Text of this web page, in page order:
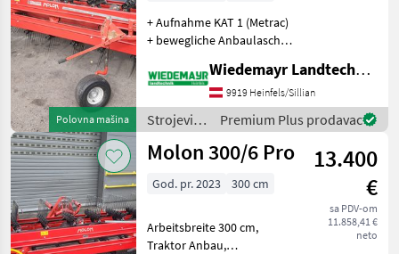
Polovna mašina
+ Aufnahme KAT 1 (Metrac)
+ bewegliche Anbaulaschen
Zinkenreihen + großer
Schwadformer + Bereifung
15x6.00-6 + Abstellstütze
mit Rolle + Gel
Wiedemayr Landtechnik GmbH
9919 Heinfels/Sillian
Strojevi i
oprema
za travu i
Molon
Premium Plus prodavac
Molon 300/6 Pro
13.400
€
sa PDV-om
11.858,41 €
neto
God. pr. 2023 300 cm
Arbeitsbreite 300 cm,
Traktor Anbau,